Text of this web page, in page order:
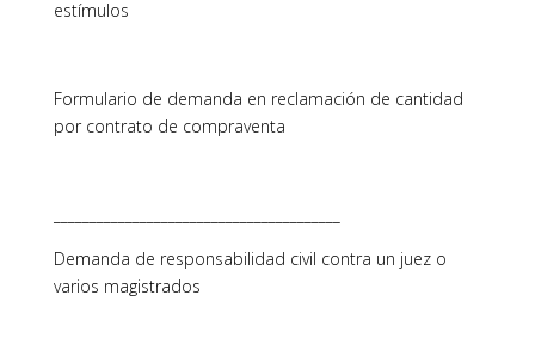
estímulos
Formulario de demanda en reclamación de cantidad
por contrato de compraventa
Demanda de responsabilidad civil contra un juez o
varios magistrados